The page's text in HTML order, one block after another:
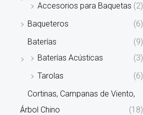
Accesorios para Baquetas (2)
Baqueteros
(6)
Baterías
(9)
Baterías Acústicas
(3)
Tarolas
(6)
Cortinas, Campanas de Viento,
Árbol Chino
(18)